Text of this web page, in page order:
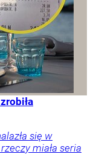
się w
miała seria